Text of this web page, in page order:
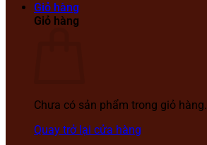
Giỏ hàng
Giỏ hàng
Chưa có sản phẩm trong giỏ hàng.
Quay trở lại cửa hàng